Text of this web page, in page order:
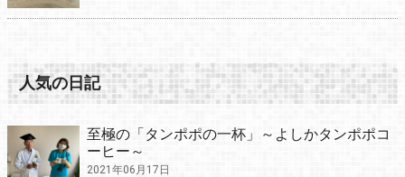
人気の日記
至極の「タンポポの一杯」～よしかタンポポコ
ーヒー～
2021年06月17日